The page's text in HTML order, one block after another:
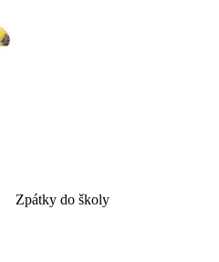
Zpátky do školy